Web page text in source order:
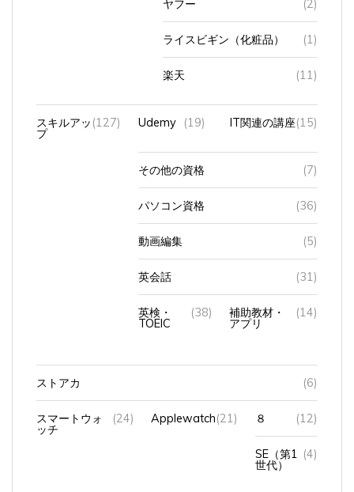
ヤフー (2)
ライスビギン（化粧品） (1)
楽天 (11)
スキルアッ
プ
(127) Udemy (19) IT関連の講座(15)
その他の資格 (7)
パソコン資格 (36)
動画編集 (5)
英会話 (31)
英検・
TOEIC
(38) 補助教材・
アプリ
(14)
ストアカ (6)
スマートウォ
ッチ
(24) Applewatch(21) ８ (12)
SE（第1
世代）
(4)